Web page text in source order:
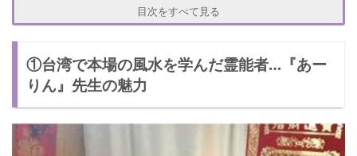
目次をすべて見る
①台湾で本場の風水を学んだ霊能者…『あー
りん』先生の魅力